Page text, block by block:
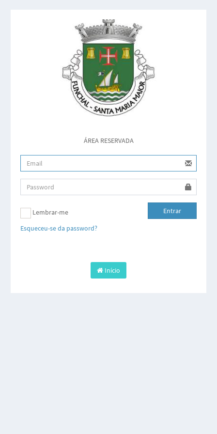
ÁREA RESERVADA
Lembrar-me
Entrar
Esqueceu-se da password?
Início